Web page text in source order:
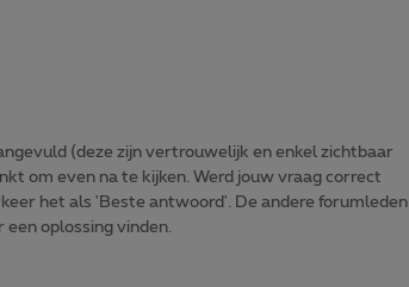
(deze zijn vertrouwelijk en enkel zichtbaar
om even na te kijken. Werd jouw vraag correct
het als 'Beste antwoord'. De andere forumleden
oplossing vinden.